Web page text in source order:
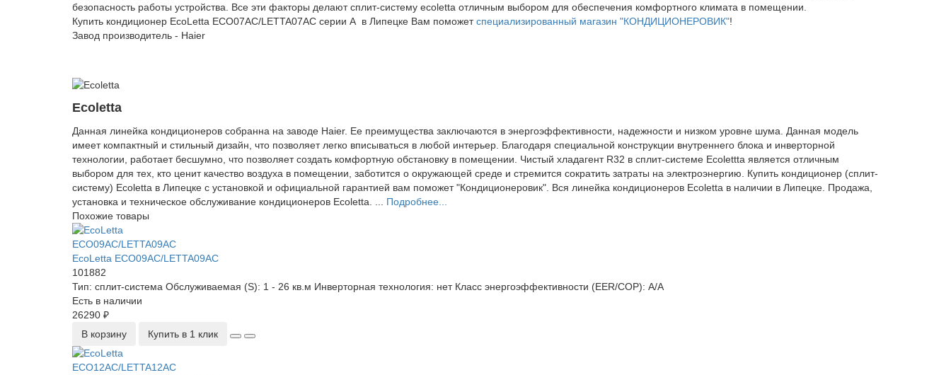
безопасность работы устройства. Все эти факторы делают сплит-систему ecoletta отличным выбором для обеспечения комфортного климата в помещении.
Купить кондиционер EcoLetta ECO07AС/LETTA07AС серии А в Липецке Вам поможетспециализированный магазин "КОНДИЦИОНЕРОВИК"!
Завод производитель - Haier
Ecoletta
Данная линейка кондиционеров собранна на заводе Haier. Ее преимущества заключаются в энергоэффективности, надежности и низком уровне шума. Данная модель
имеет компактный и стильный дизайн, что позволяет легко вписываться в любой интерьер. Благодаря специальной конструкции внутреннего блока и инверторной
технологии, работает бесшумно, что позволяет создать комфортную обстановку в помещении. Чистый хладагент R32 в сплит-системе Ecolettta является отличным
выбором для тех, кто ценит качество воздуха в помещении, заботится о окружающей среде и стремится сократить затраты на электроэнергию. Купить кондиционер (сплит-
систему) Ecoletta в Липецке с установкой и официальной гарантией вам поможет "Кондиционеровик". Вся линейка кондиционеров Ecoletta в наличии в Липецке. Продажа,
установка и техническое обслуживание кондиционеров Ecoletta. ... Подробнее...
Похожие товары
EcoLetta ECO09AС/LETTA09AС
101882
Тип: сплит-система Обслуживаемая (S): 1 - 26 кв.м Инверторная технология: нетКласс энергоэффективности (EER/COP): A/A
Есть в наличии
26290 ₽
В корзину
Купить в 1 клик